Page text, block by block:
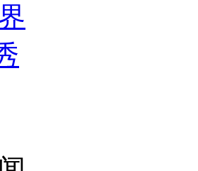
炮节热闹非凡
速倒车逃窜